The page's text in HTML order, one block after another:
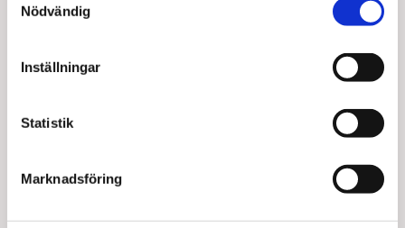
Nödvändig
Inställningar
Statistik
Marknadsföring